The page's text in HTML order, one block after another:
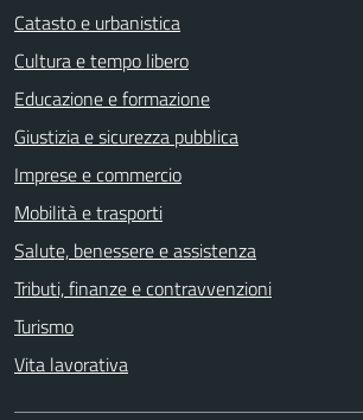
Catasto e urbanistica
Cultura e tempo libero
Educazione e formazione
Giustizia e sicurezza pubblica
Imprese e commercio
Mobilità e trasporti
Salute, benessere e assistenza
Tributi, finanze e contravvenzioni
Turismo
Vita lavorativa